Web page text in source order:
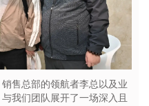
售总部的领航者李总以及业
我们团队展开了一场深入且